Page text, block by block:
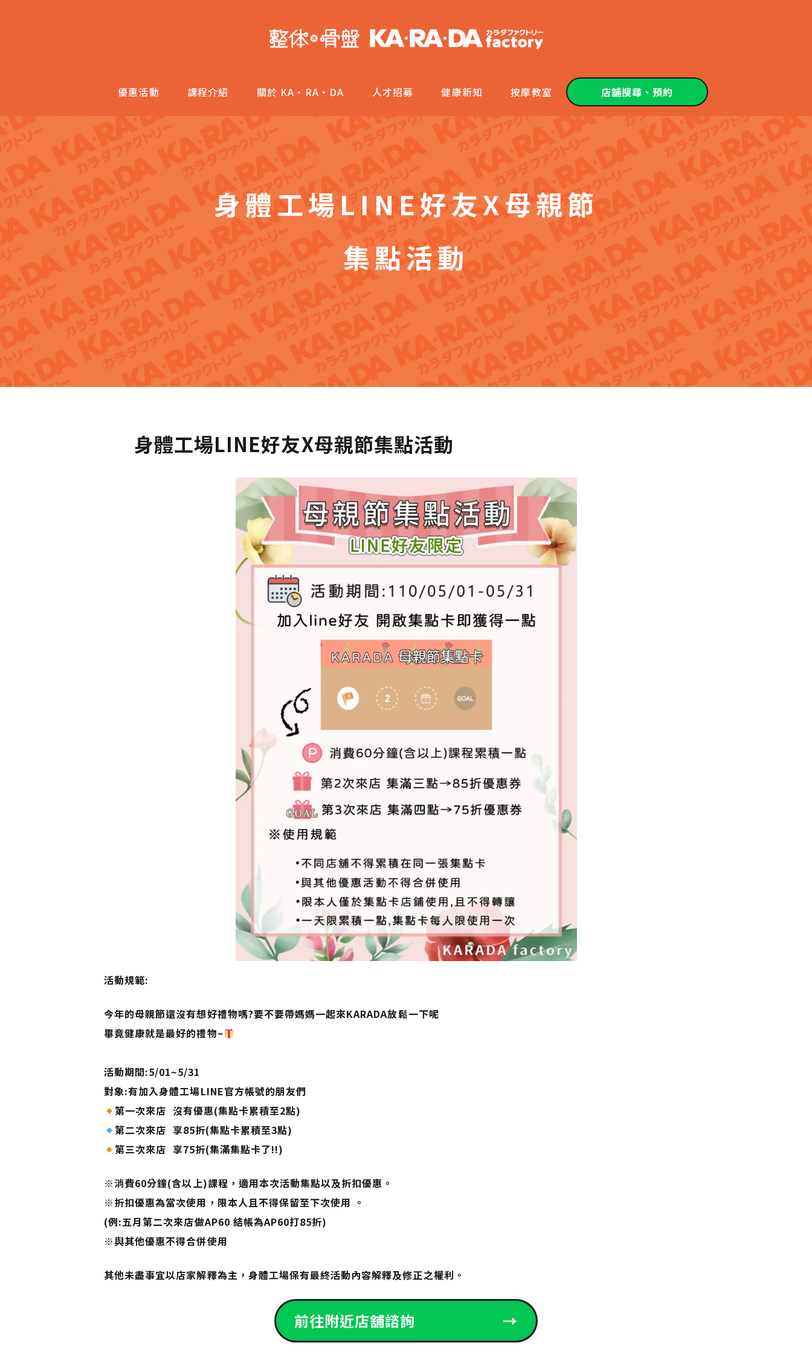
優惠活動 課程介紹 關於 KA·RA·DA 人才招募 健康新知 按摩教室 店舖搜尋、預約
身體工場LINE好友X母親節
集點活動
身體工場LINE好友X母親節集點活動
活動規範:
今年的母親節還沒有想好禮物嗎?要不要帶媽媽一起來KARADA放鬆一下呢
畢竟健康就是最好的禮物~
活動期間:5/01~5/31
對象:有加入身體工場LINE官方帳號的朋友們
第一次來店 沒有優惠(集點卡累積至2點)
第二次來店 享85折(集點卡累積至3點)
第三次來店 享75折(集滿集點卡了!!)
※消費60分鐘(含以上)課程，適用本次活動集點以及折扣優惠。
※折扣優惠為當次使用，限本人且不得保留至下次使用 。
(例:五月第二次來店做AP60 結帳為AP60打85折)
※與其他優惠不得合併使用
其他未盡事宜以店家解釋為主，身體工場保有最終活動內容解釋及修正之權利。
前往附近店舖諮詢 →